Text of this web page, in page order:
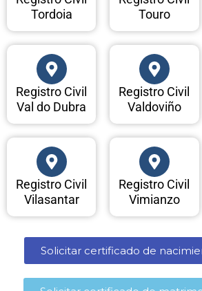
Tordoia
Touro
Registro Civil
Val do Dubra
Registro Civil
Valdoviño
Registro Civil
Vilasantar
Registro Civil
Vimianzo
Solicitar certificado de